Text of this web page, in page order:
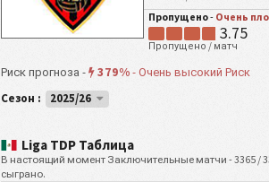
Пропущено- Очень
3.75
Пропущено / матч
Риск прогноза - 379%-Очень высокий Риск
Сезон :
2025/26
Liga TDP Таблица
В настоящий момент Заключительные матчи - 3365 /
сыграно.